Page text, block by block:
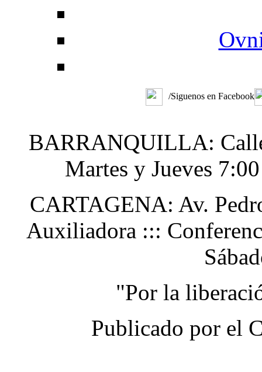
/Siguenos en Facebook
BARRANQUILLA:
Martes y Jueves
CARTAGENA: Av.
Auxiliadora :::
"Por la
Publicado por el